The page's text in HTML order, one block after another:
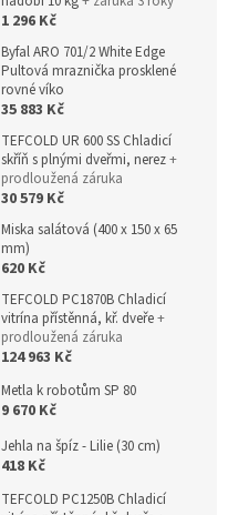
1 296 Kč
Byfal ARO 701/2 White Edge
Pultová mraznička prosklené
rovné víko
35 883 Kč
TEFCOLD UR 600 SS Chladicí
skříň s plnými dveřmi, nerez+
prodloužená záruka
30 579 Kč
Miska salátová (400 x 150 x 65
mm)
620 Kč
TEFCOLD PC1870B Chladicí
vitrína přístěnná, kř. dveře+
prodloužená záruka
124 963 Kč
Metla k robotům SP 80
9 670 Kč
Jehla na špíz - Lilie (30 cm)
418 Kč
TEFCOLD PC1250B Chladicí